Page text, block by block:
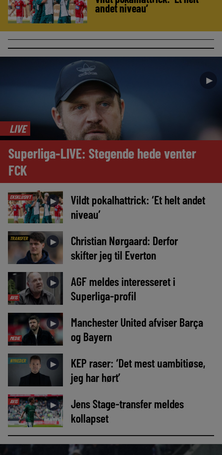
andet niveau’
►
LIVE
Superliga-LIVE: Stegende hede venter
FCK
EKSKLUSIVT ►
Vildt pokalhattrick: ‘Et helt andet
niveau’
TRANSFER ►
Christian Nørgaard: Derfor
skifter jeg til Everton
AVIS
►
AGF meldes interesseret i
Superliga-profil
MEDIE
►
Manchester United afviser Barça
og Bayern
NYHEDER ►
KEP raser: ‘Det mest uambitiøse,
jeg har hørt’
AVIS ►
Jens Stage-transfer meldes
kollapset